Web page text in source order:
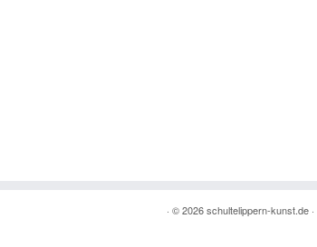
· © 2026schultelippern-kunst.de ·